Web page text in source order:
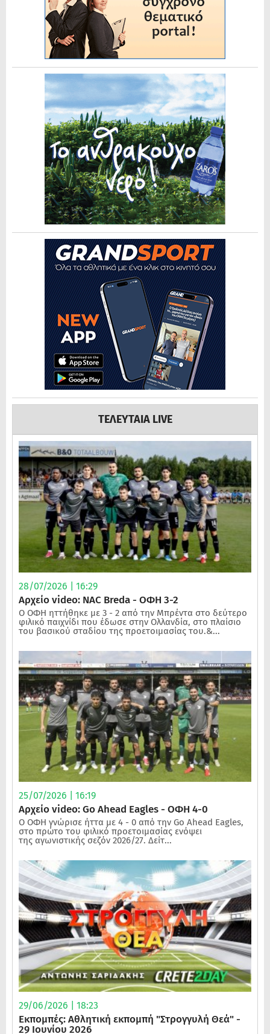
ΤΕΛΕΥΤΑΙΑ LIVE
28/07/2026 | 16:29
Αρχείο video: NAC Breda - ΟΦΗ 3-2
Ο ΟΦΗ ηττήθηκε με 3 - 2 από την Μπρέντα στο δεύτερο
φιλικό παιχνίδι που έδωσε στην Ολλανδία, στο πλαίσιο
του βασικού σταδίου της προετοιμασίας του.&...
25/07/2026 | 16:19
Αρχείο video: Go Ahead Eagles - ΟΦΗ 4-0
Ο ΟΦΗ γνώρισε ήττα με 4 - 0 από την Go Ahead Eagles,
στο πρώτο του φιλικό προετοιμασίας ενόψει
της αγωνιστικής σεζόν 2026/27. Δείτ...
29/06/2026 | 18:23
Εκπομπές: Αθλητική εκπομπή "Στρογγυλή Θεά" -
29 Ιουνίου 2026